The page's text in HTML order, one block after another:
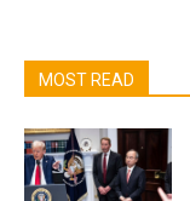
MOST READ